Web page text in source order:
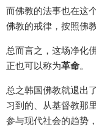
而佛教的法事也在这
佛教的戒律，按照佛
总而言之，这场净化
正也可以称为革命。
总之韩国佛教就退出
习到的、从基督教那
参与现代社会的趋势